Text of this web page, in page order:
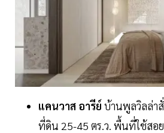
แคนวาส อารีย์ บ้านพูลวิลล่า
ที่ดิน 25-45 ตร.ว. พื้นที่ใช้สอย